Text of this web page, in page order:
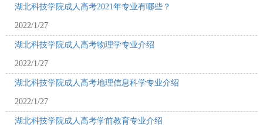
湖北科技学院成人高考2021年专业有哪些？
2022/1/27
湖北科技学院成人高考物理学专业介绍
2022/1/27
湖北科技学院成人高考地理信息科学专业介绍
2022/1/27
湖北科技学院成人高考学前教育专业介绍